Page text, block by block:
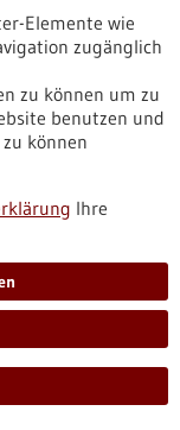
In-House-
auch einige alte
Elemente wie
zugänglich
zu können um zu
benutzen und
können
Ihre